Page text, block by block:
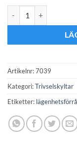
Artikelnr:7039
Kategori:Trivselskyltar
Etiketter: